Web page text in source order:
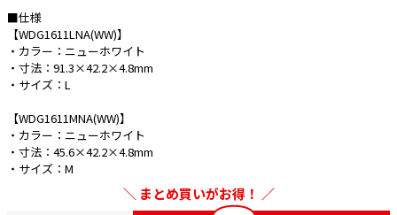
暑さ対策
販売終了品
■仕様
【WDG1611LNA(WW)】
・カラー：ニューホワイト
・寸法：91.3×42.2×4.8mm
・サイズ：L
【WDG1611MNA(WW)】
・カラー：ニューホワイト
・寸法：45.6×42.2×4.8mm
・サイズ：M
まとめ買いがお得！